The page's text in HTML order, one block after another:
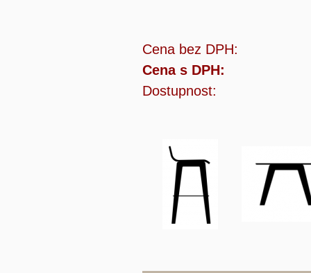
Cena bez DPH:
Cena s DPH:
Dostupnost: